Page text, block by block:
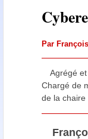
Par
Agrégé
Chargé de
de la chaire